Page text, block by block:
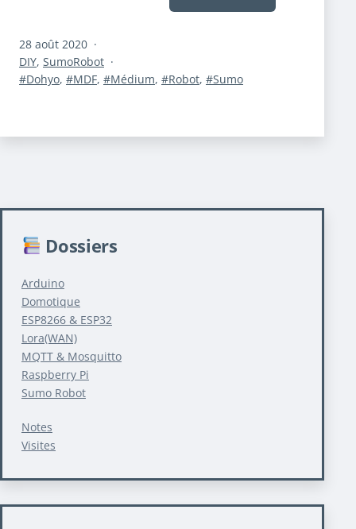
Publié
le
28 août 2020
Catégorisé
comme
DIY, SumoRobot
Étiqueté
Dohyo, MDF, Médium, Robot, Sumo
Dossiers
Arduino
Domotique
ESP8266 & ESP32
Lora(WAN)
MQTT & Mosquitto
Raspberry Pi
Sumo Robot
Notes
Visites